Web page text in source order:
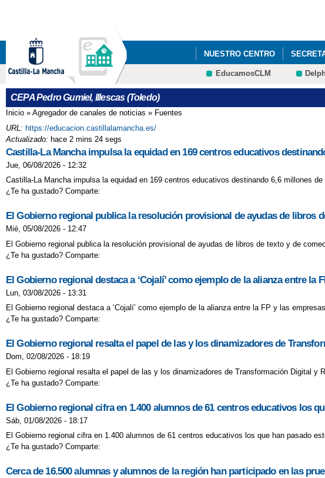
NUESTRO CENTRO
EducamosCLM
CEPA Pedro Gumiel, Illescas (Toledo)
Se encuentra usted aquí
Inicio » Agregador de canales de noticias » Fuentes
URL: https://educacion.castillalamancha.es/
Actualizado: hace 2 mins 24 segs
Castilla-La Mancha impulsa la equidad en 169 centros educativos
Jue, 06/08/2026 - 12:32
Castilla-La Mancha impulsa la equidad en 169 centros educativos destinando 6,6 millones
¿Te ha gustado? Comparte:
El Gobierno regional publica la resolución provisional de ayudas de libros
Mié, 05/08/2026 - 12:47
El Gobierno regional publica la resolución provisional de ayudas de libros de texto y de
¿Te ha gustado? Comparte:
El Gobierno regional destaca a ‘Cojalí’ como ejemplo de la alianza entre la
Lun, 03/08/2026 - 13:31
El Gobierno regional destaca a ‘Cojalí’ como ejemplo de la alianza entre la FP y las
¿Te ha gustado? Comparte:
El Gobierno regional resalta el papel de las y los dinamizadores de
Dom, 02/08/2026 - 18:19
El Gobierno regional resalta el papel de las y los dinamizadores de Transformación Digital
¿Te ha gustado? Comparte:
El Gobierno regional cifra en 1.400 alumnos de 61 centros educativos los
Sáb, 01/08/2026 - 18:17
El Gobierno regional cifra en 1.400 alumnos de 61 centros educativos los que han pasado
¿Te ha gustado? Comparte:
Cerca de 16.500 alumnas y alumnos de la región han participado en las